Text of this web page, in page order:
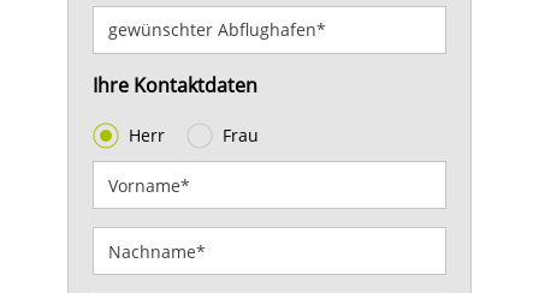
Ihre Kontaktdaten
Herr Frau